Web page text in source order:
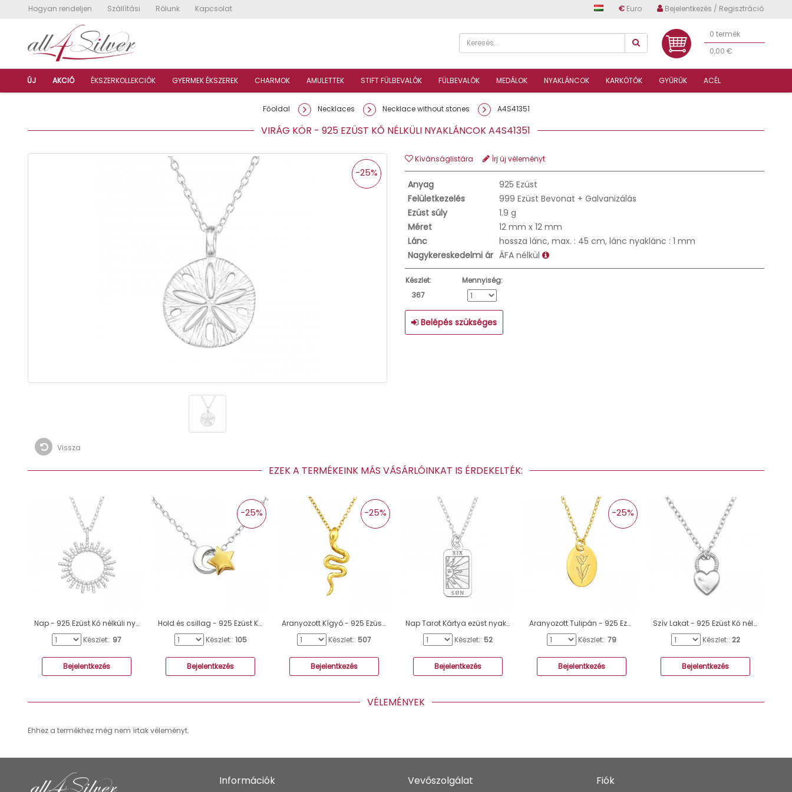
Hogyan rendeljen Szállítási Rólunk Kapcsolat € Euro Bejelentkezés / Regisztráció
0 termék
0,00 €
ÚJ AKCIÓ ÉKSZERKOLLEKCIÓK GYERMEK ÉKSZEREK CHARMOK AMULETTEK STIFT FÜLBEVALÓK FÜLBEVALÓK MEDÁLOK NYAKLÁNCOK KARKÖTŐK GYŰRŰK ACÉL
Főoldal Necklaces Necklace without stones A4S41351
VIRÁG KÖR - 925 EZÜST KŐ NÉLKÜLI NYAKLÁNCOK A4S41351
Vissza
-25%
Kívánságlistára Írj új véleményt
Anyag
925 Ezüst
Felületkezelés
999 Ezüst Bevonat + Galvanizálás
Ezüst súly
1.9 g
Méret
12 mm x 12 mm
Lánc
hossza lánc, max. : 45 cm, lánc nyaklánc : 1 mm
Nagykereskedelmi ár ÁFA nélkül
Készlet:
367
Mennyiség:
Belépés szükséges
EZEK A TERMÉKEINK MÁS VÁSÁRLÓINKAT IS ÉRDEKELTÉK:
Nap - 925 Ezüst Kő nélküli nyakláncok A4S42607
Készlet:: 97
Bejelentkezés
Hold és csillag - 925 Ezüst Kő nélküli nyakláncok A4S21918
-25%
Készlet:: 105
Bejelentkezés
Aranyozott Kígyó - 925 Ezüst Kő Nélküli Nyakláncok A4S41940
-25%
Készlet:: 507
Bejelentkezés
Nap Tarot Kártya ezüst nyaklánc - 925 Ezüst Kő Nélküli Nyakláncok A4S46714
Készlet:: 52
Bejelentkezés
Aranyozott Tulipán - 925 Ezüst Kő Nélküli Nyakláncok A4S40708
-25%
Készlet:: 79
Bejelentkezés
Szív Lakat - 925 Ezüst Kő nélküli nyakláncok A4S49814
Készlet:: 22
Bejelentkezés
VÉLEMÉNYEK
Ehhez a termékhez még nem írtak véleményt.
Információk Vevőszolgálat Fiók